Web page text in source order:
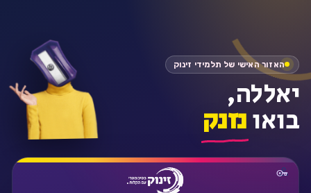
האזור האישי של תלמידי זינוק
יאללה,
בואונזנק